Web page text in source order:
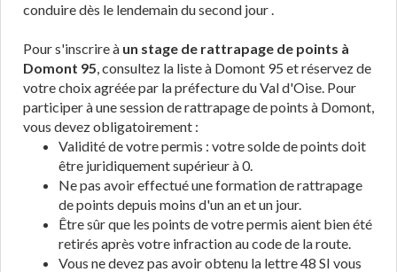
conduire dès le lendemain du second jour .
Pour s'inscrire à un stage de rattrapage de points à
Domont 95, consultez la liste à Domont 95 et réservez de
votre choix agréée par la préfecture du Val d'Oise. Pour
participer à une session de rattrapage de points à Domont,
vous devez obligatoirement :
Validité de votre permis : votre solde de points doit
être juridiquement supérieur à 0.
Ne pas avoir effectué une formation de rattrapage
de points depuis moins d'un an et un jour.
Être sûr que les points de votre permis aient bien été
retirés après votre infraction au code de la route.
Vous ne devez pas avoir obtenu la lettre 48 SI vous